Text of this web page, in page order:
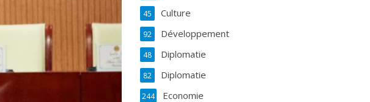
Culture
45
Développement
92
Diplomatie
48
Diplomatie
82
Economie
244